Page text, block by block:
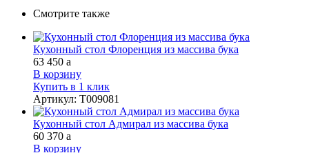
Смотрите также
Кухонный стол Флоренция из массива бука
63 450 a
В корзину
Купить в 1 клик
Артикул: Т009081
Кухонный стол Адмирал из массива бука
60 370 a
В корзину